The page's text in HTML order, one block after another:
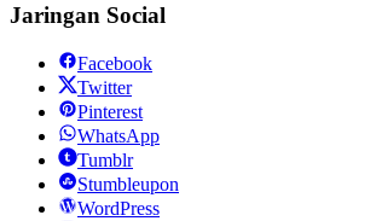
Jaringan Social
Facebook
Twitter
Pinterest
WhatsApp
Tumblr
Stumbleupon
WordPress